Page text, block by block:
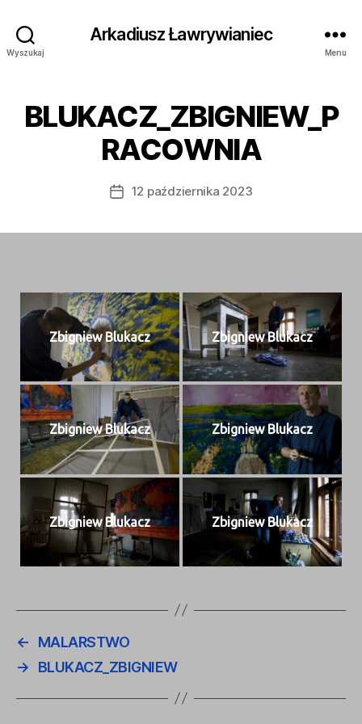
Wyszukaj
Arkadiusz Ławrywianiec
Menu
BLUKACZ_ZBIGNIEW_P
RACOWNIA
Data12 października 2023
Zbig­niew Blukacz Zbig­niew Blukacz
Zbig­niew Blukacz Zbig­niew Blukacz
Zbig­niew Blukacz Zbig­niew Blukacz
←
MALARSTWO
→
BLUKACZ_ZBIGNIEW